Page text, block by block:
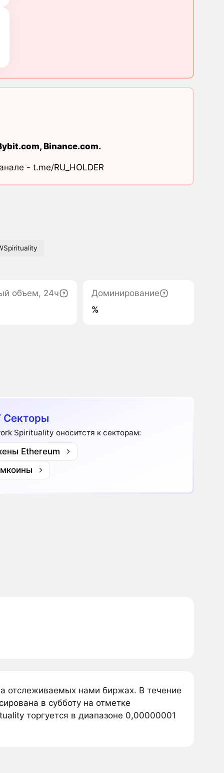
, Binance.com.
- t.me/RU_HOLDER
объем, 24ч
Доминирование
%
Секторы
Spirituality оноситстя к секторам:
Ethereum
отслеживаемых нами биржах. В течение
в субботу на отметке
торгуется в диапазоне 0,00000001